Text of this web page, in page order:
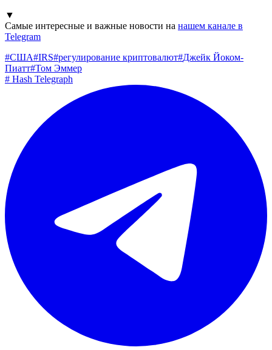
▼
Самые интересные и важные новости на нашем канале в
Telegram
#США#IRS#регулирование криптовалют#Джейк Йоком-
Пиатт#Том Эммер
# Hash Telegraph